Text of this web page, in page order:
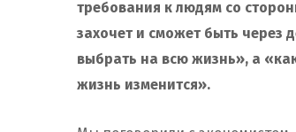
требования к людям со
захочет и сможет быть через
выбрать на всю жизнь», а
жизнь изменится».